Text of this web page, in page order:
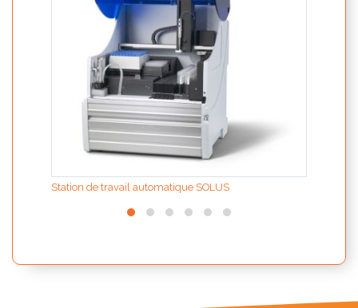
Station de travail automatique SOLUS